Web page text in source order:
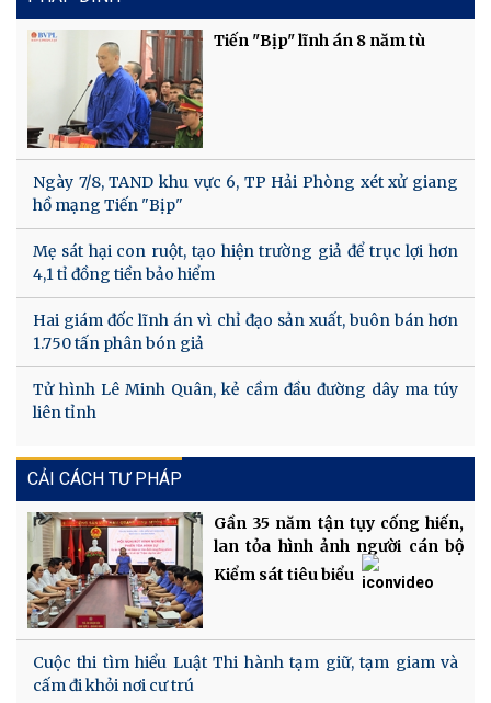
Tiến "Bịp" lĩnh án 8 năm tù
Ngày 7/8, TAND khu vực 6, TP Hải Phòng xét xử giang
hồ mạng Tiến "Bịp"
Mẹ sát hại con ruột, tạo hiện trường giả để trục lợi hơn
4,1 tỉ đồng tiền bảo hiểm
Hai giám đốc lĩnh án vì chỉ đạo sản xuất, buôn bán hơn
1.750 tấn phân bón giả
Tử hình Lê Minh Quân, kẻ cầm đầu đường dây ma túy
liên tỉnh
CẢI CÁCH TƯ PHÁP
Gần 35 năm tận tụy cống hiến,
lan tỏa hình ảnh người cán bộ
Kiểm sát tiêu biểu
Cuộc thi tìm hiểu Luật Thi hành tạm giữ, tạm giam và
cấm đi khỏi nơi cư trú